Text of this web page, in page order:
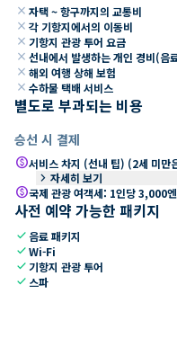
close 자택 ~ 항구까지의 교통비
close 각 기항지에서의 이동비
close 기항지 관광 투어 요금
close 선내에서 발생하는 개인 경비(
close 해외 여행 상해 보험
close 수하물 택배 서비스
별도로 부과되는 비용
승선 시 결제
paid서비스 차지 (선내 팁) (2세 미만
keyboard_arrow_right 자세히 보기
paid국제 관광 여객세: 1인당 3,000
사전 예약 가능한 패키지
check 음료 패키지
checkWi-Fi
check 기항지 관광 투어
check 스파